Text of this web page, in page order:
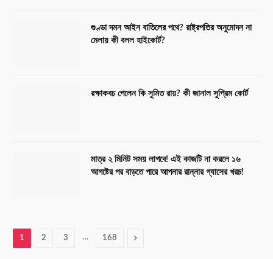
গুণ্ডা দমন আইন বাতিলের পথে? রাষ্ট্রপতির অনুমোদন না
মেলায় কী বলল হাইকোর্ট?
রক্ষাকবচ পেলেন কি সুমিত রায়? কী জানাল সুপ্রিম কোর্ট
মাত্র ২ মিনিট সময় লাগবে! এই কাজটি না করলে ১৬
আগষ্টের পর বাড়তে পারে আপনার রান্নার গ্যাসের খরচ!
1 2 3 … 168 Next